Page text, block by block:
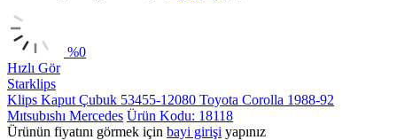
%0
Hızlı Gör
Starklips
Klips Kaput Çubuk 53455-12080 Toyota Corolla 1988-92
Mıtsubıshı Mercedes Ürün Kodu: 18118
Ürünün fiyatını görmek için bayi girişi yapınız